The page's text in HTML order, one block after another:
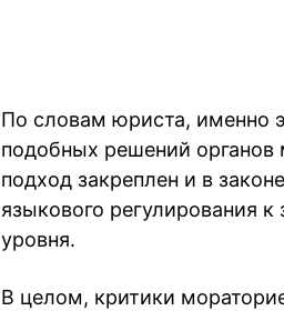
По словам юриста, именно
подобных решений органов
подход закреплен и в
языкового регулирования к
уровня.
В целом, критики